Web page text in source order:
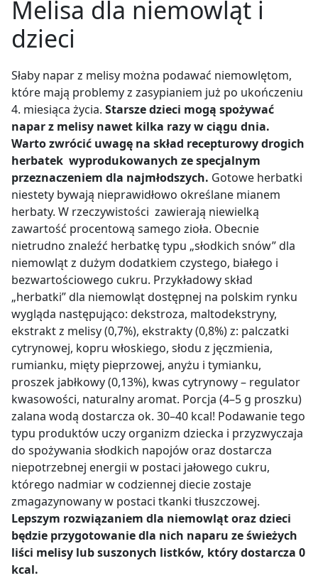
Melisa dla niemowląt i
dzieci
Słaby napar z melisy można podawać niemowlętom,
które mają problemy z zasypianiem już po ukończeniu
4. miesiąca życia. Starsze dzieci mogą spożywać
napar z melisy nawet kilka razy w ciągu dnia.
Warto zwrócić uwagę na skład recepturowy drogich
herbatek wyprodukowanych ze specjalnym
przeznaczeniem dla najmłodszych. Gotowe herbatki
niestety bywają nieprawidłowo określane mianem
herbaty. W rzeczywistości zawierają niewielką
zawartość procentową samego zioła. Obecnie
nietrudno znaleźć herbatkę typu „słodkich snów” dla
niemowląt z dużym dodatkiem czystego, białego i
bezwartościowego cukru. Przykładowy skład
„herbatki” dla niemowląt dostępnej na polskim rynku
wygląda następująco: dekstroza, maltodekstryny,
ekstrakt z melisy (0,7%), ekstrakty (0,8%) z: palczatki
cytrynowej, kopru włoskiego, słodu z jęczmienia,
rumianku, mięty pieprzowej, anyżu i tymianku,
proszek jabłkowy (0,13%), kwas cytrynowy– regulator
kwasowości, naturalny aromat. Porcja (4–5 g proszku)
zalana wodą dostarcza ok. 30–40 kcal! Podawanie tego
typu produktów uczy organizm dziecka i przyzwyczaja
do spożywania słodkich napojów oraz dostarcza
niepotrzebnej energii w postaci jałowego cukru,
którego nadmiar w codziennej diecie zostaje
zmagazynowany w postaci tkanki tłuszczowej.
Lepszym rozwiązaniem dla niemowląt oraz dzieci
będzie przygotowanie dla nich naparu ze świeżych
liści melisy lub suszonych listków, który dostarcza 0
kcal.